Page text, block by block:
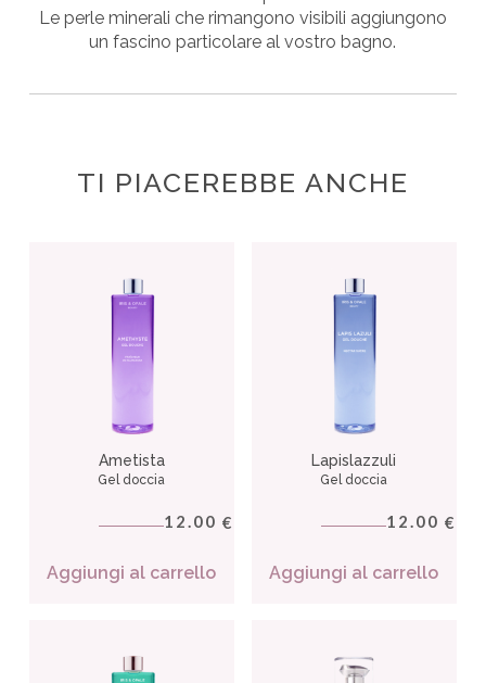
Le perle minerali che rimangono visibili aggiungono
un fascino particolare al vostro bagno.
TI PIACEREBBE ANCHE
Ametista
Gel doccia
12.00 €
Aggiungi al carrello
Lapislazzuli
Gel doccia
12.00 €
Aggiungi al carrello